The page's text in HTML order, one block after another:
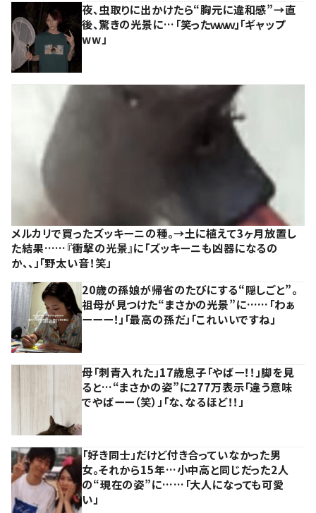
夜、虫取りに出かけたら“胸元に違和感”→直
後、驚きの光景に…「笑ったｗｗｗ」「ギャップ
ww」
メルカリで買ったズッキーニの種。→土に植えて3ヶ月放置し
た結果……『衝撃の光景』に「ズッキーニも凶器になるの
か、、」「野太い音！笑」
20歳の孫娘が帰省のたびにする“隠しごと”。
祖母が見つけた“まさかの光景”に……「わぁ
ーーー！」「最高の孫だ」「これいいですね」
母「刺青入れた」17歳息子「やばー！！」脚を見
ると…“まさかの姿”に277万表示「違う意味
でやばーー（笑）」「な、なるほど！！」
「好き同士」だけど付き合っていなかった男
女。それから15年…小中高と同じだった2人
の“現在の姿”に……「大人になっても可愛
い」